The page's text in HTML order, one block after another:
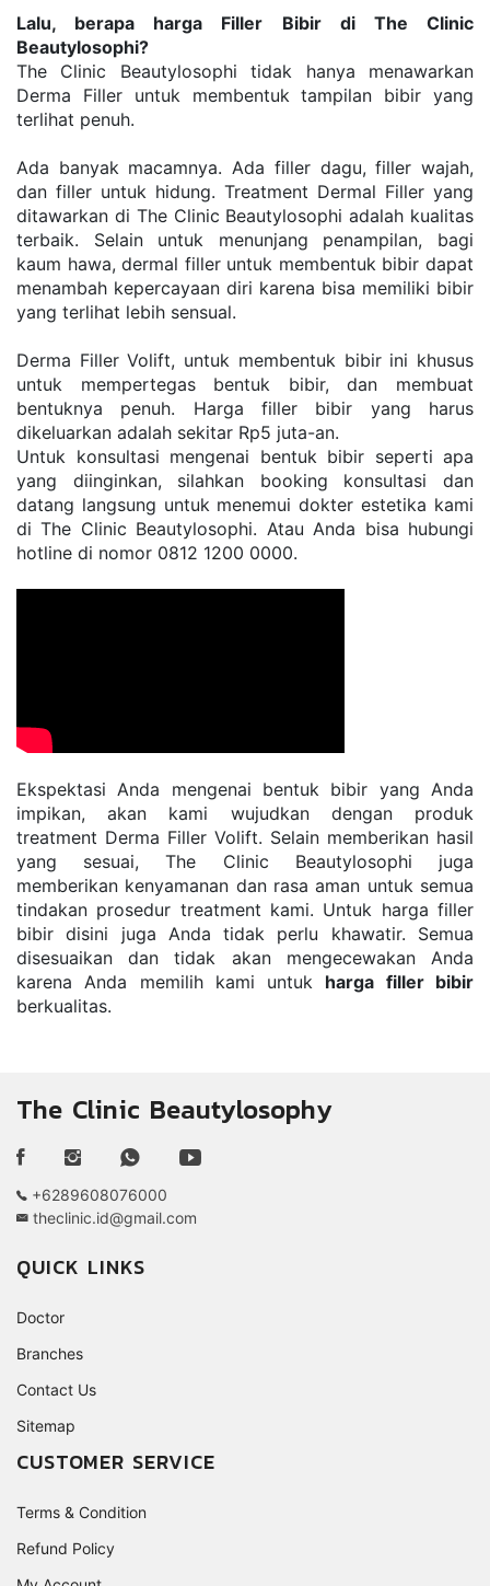
Lalu, berapa harga Filler Bibir di The Clinic
Beautylosophi?
The Clinic Beautylosophi tidak hanya menawarkan
Derma Filler untuk membentuk tampilan bibir yang
terlihat penuh.
Ada banyak macamnya. Ada filler dagu, filler wajah,
dan filler untuk hidung. Treatment Dermal Filler yang
ditawarkan di The Clinic Beautylosophi adalah kualitas
terbaik. Selain untuk menunjang penampilan, bagi
kaum hawa, dermal filler untuk membentuk bibir dapat
menambah kepercayaan diri karena bisa memiliki bibir
yang terlihat lebih sensual.
Derma Filler Volift, untuk membentuk bibir ini khusus
untuk mempertegas bentuk bibir, dan membuat
bentuknya penuh. Harga filler bibir yang harus
dikeluarkan adalah sekitar Rp5 juta-an.
Untuk konsultasi mengenai bentuk bibir seperti apa
yang diinginkan, silahkan booking konsultasi dan
datang langsung untuk menemui dokter estetika kami
di The Clinic Beautylosophi. Atau Anda bisa hubungi
hotline di nomor 0812 1200 0000.
Ekspektasi Anda mengenai bentuk bibir yang Anda
impikan, akan kami wujudkan dengan produk
treatment Derma Filler Volift. Selain memberikan hasil
yang sesuai, The Clinic Beautylosophi juga
memberikan kenyamanan dan rasa aman untuk semua
tindakan prosedur treatment kami. Untuk harga filler
bibir disini juga Anda tidak perlu khawatir. Semua
disesuaikan dan tidak akan mengecewakan Anda
karena Anda memilih kami untuk harga filler bibir
berkualitas.
The Clinic Beautylosophy
+6289608076000
theclinic.id@gmail.com
QUICK LINKS
Doctor
Branches
Contact Us
Sitemap
CUSTOMER SERVICE
Terms & Condition
Refund Policy